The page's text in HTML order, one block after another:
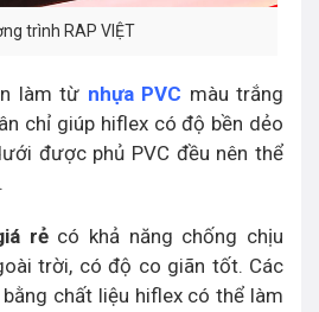
trình RAP VIỆT
làm từ nhựa PVC màu trắng
chỉ giúp hiflex có độ bền dẻo
được phủ PVC đều nên thể
rẻcó khả năng chống chịu
trời, có độ co giãn tốt. Các
chất liệu hiflex có thể làm